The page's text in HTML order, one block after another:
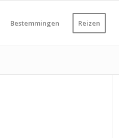
Bestemmingen Reizen